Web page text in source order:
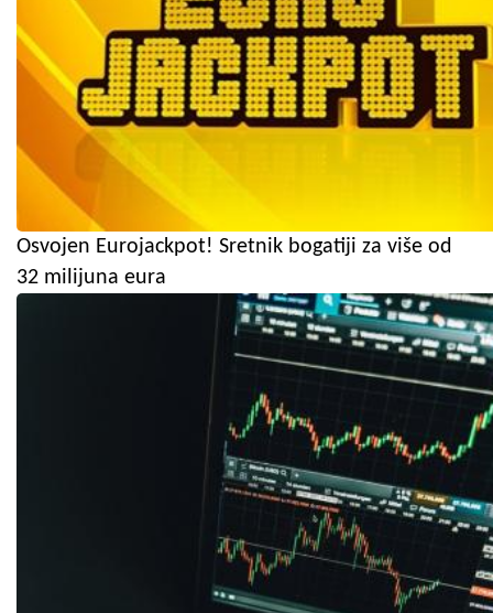
Osvojen Eurojackpot! Sretnik bogatiji za više od
32 milijuna eura